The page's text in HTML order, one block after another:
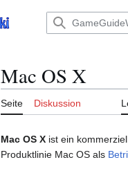
Mac OS X
Seite Diskussion
Mac OS X ist ein
Produktlinie Mac OS als